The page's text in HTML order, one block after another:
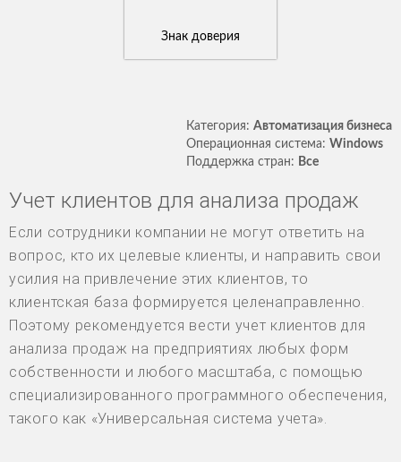
Знак доверия
Категория: Автоматизация бизнеса
Операционная система: Windows
Поддержка стран: Все
Учет клиентов для анализа продаж
Если сотрудники компании не могут ответить на
вопрос, кто их целевые клиенты, и направить свои
усилия на привлечение этих клиентов, то
клиентская база формируется целенаправленно.
Поэтому рекомендуется вести учет клиентов для
анализа продаж на предприятиях любых форм
собственности и любого масштаба, с помощью
специализированного программного обеспечения,
такого как «Универсальная система учета».